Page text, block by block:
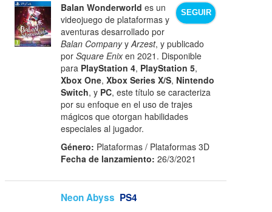
SEGUIR
Balan Wonderworld es un
videojuego de plataformas y
aventuras desarrollado por
Balan CompanyyArzest, y publicado
porSquare Enixen 2021. Disponible
para PlayStation 4, PlayStation 5,
Xbox One,Xbox Series X/S, Nintendo
Switch, y PC, este título se caracteriza
por su enfoque en el uso de trajes
mágicos que otorgan habilidades
especiales al jugador.
Género: Plataformas / Plataformas 3D
Fecha de lanzamiento: 26/3/2021
Neon Abyss PS4